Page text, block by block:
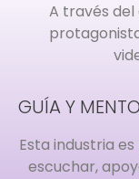
A través
GUÍA Y
Esta industria
escuchar,